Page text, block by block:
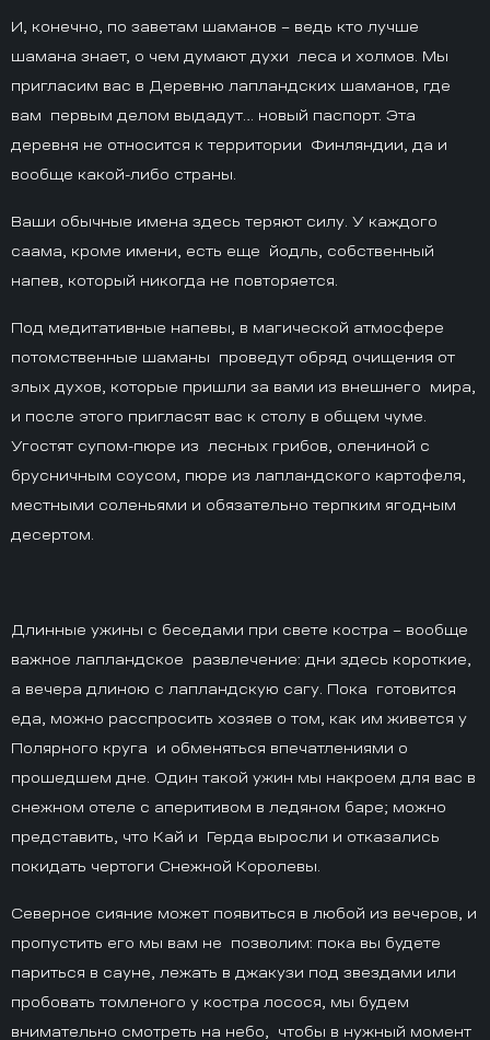
И, конечно, по заветам шаманов – ведь кто лучше
шамана знает, о чем думают духи леса и холмов. Мы
пригласим вас в Деревню лапландских шаманов, где
вам первым делом выдадут… новый паспорт. Эта
деревня не относится к территории Финляндии, да и
вообще какой-либо страны.
Ваши обычные имена здесь теряют силу. У каждого
саама, кроме имени, есть еще йодль, собственный
напев, который никогда не повторяется.
Под медитативные напевы, в магической атмосфере
потомственные шаманы проведут обряд очищения от
злых духов, которые пришли за вами из внешнего мира,
и после этого пригласят вас к столу в общем чуме.
Угостят супом-пюре из лесных грибов, олениной с
брусничным соусом, пюре из лапландского картофеля,
местными соленьями и обязательно терпким ягодным
десертом.
Длинные ужины с беседами при свете костра – вообще
важное лапландское развлечение: дни здесь короткие,
а вечера длиною с лапландскую сагу. Пока готовится
еда, можно расспросить хозяев о том, как им живется у
Полярного круга и обменяться впечатлениями о
прошедшем дне. Один такой ужин мы накроем для вас в
снежном отеле с аперитивом в ледяном баре; можно
представить, что Кай и Герда выросли и отказались
покидать чертоги Снежной Королевы.
Северное сияние может появиться в любой из вечеров, и
пропустить его мы вам не позволим: пока вы будете
париться в сауне, лежать в джакузи под звездами или
пробовать томленого у костра лосося, мы будем
внимательно смотреть на небо, чтобы в нужный момент